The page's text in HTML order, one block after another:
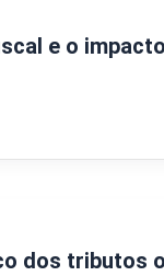
e o
dos tributos